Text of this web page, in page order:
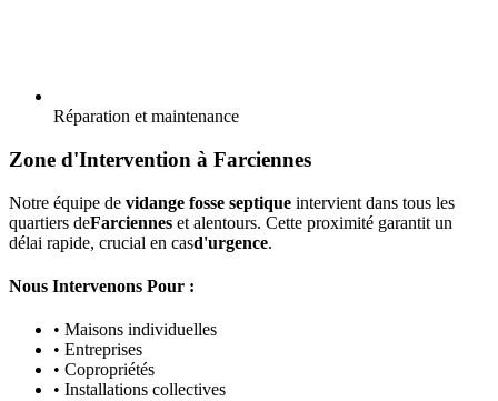
Réparation et maintenance
Zone d'Intervention à Farciennes
Notre équipe de vidange fosse septique intervient dans tous les
quartiers deFarciennes et alentours. Cette proximité garantit un
délai rapide, crucial en casd'urgence.
Nous Intervenons Pour :
• Maisons individuelles
• Entreprises
• Copropriétés
• Installations collectives